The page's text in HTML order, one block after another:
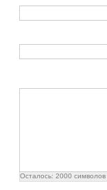
Осталось: 2000 символов